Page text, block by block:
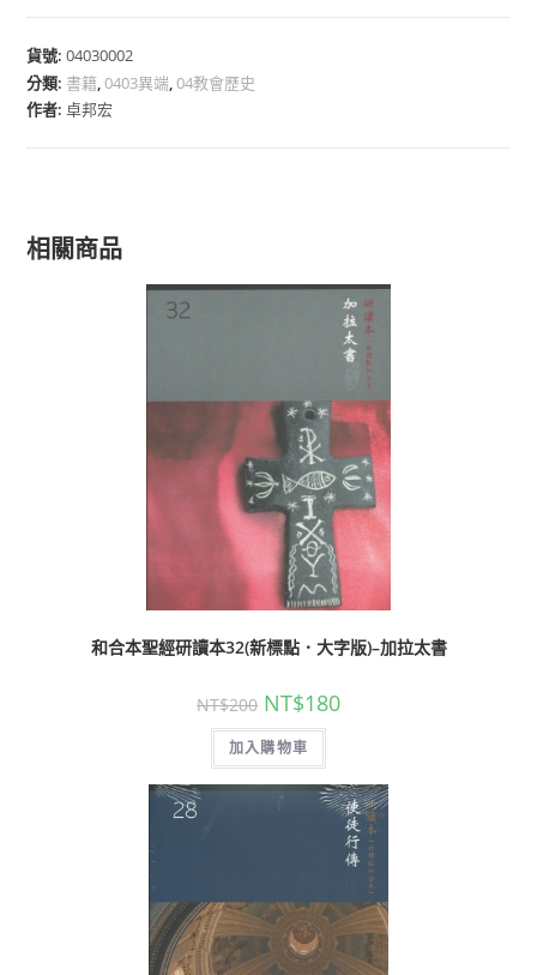
貨號:04030002
分類: 書籍,0403異端,04教會歷史
作者:卓邦宏
相關商品
和合本聖經研讀本32(新標點．大字版)–加拉太書
NT$200 NT$180
加入購物車